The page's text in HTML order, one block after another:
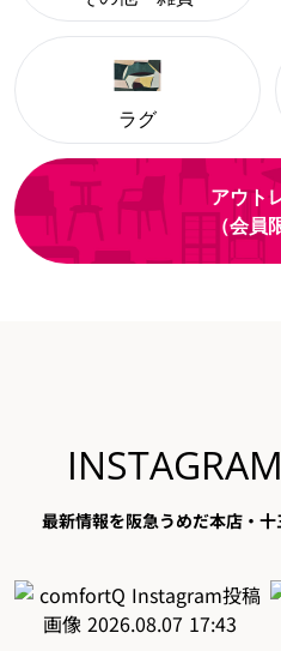
ラグ
アウト
（会員
INSTAGRAM
最新情報を阪急うめだ本店・